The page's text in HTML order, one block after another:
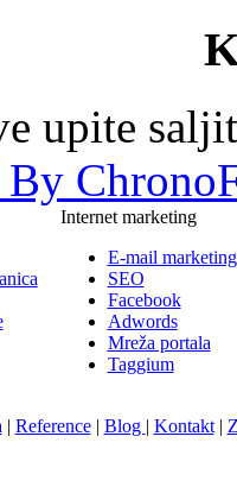
upite
By
Internet marketing
E-mail marketing
SEO
Facebook
Adwords
Mreža portala
Taggium
| Reference| Blog | Kontakt|